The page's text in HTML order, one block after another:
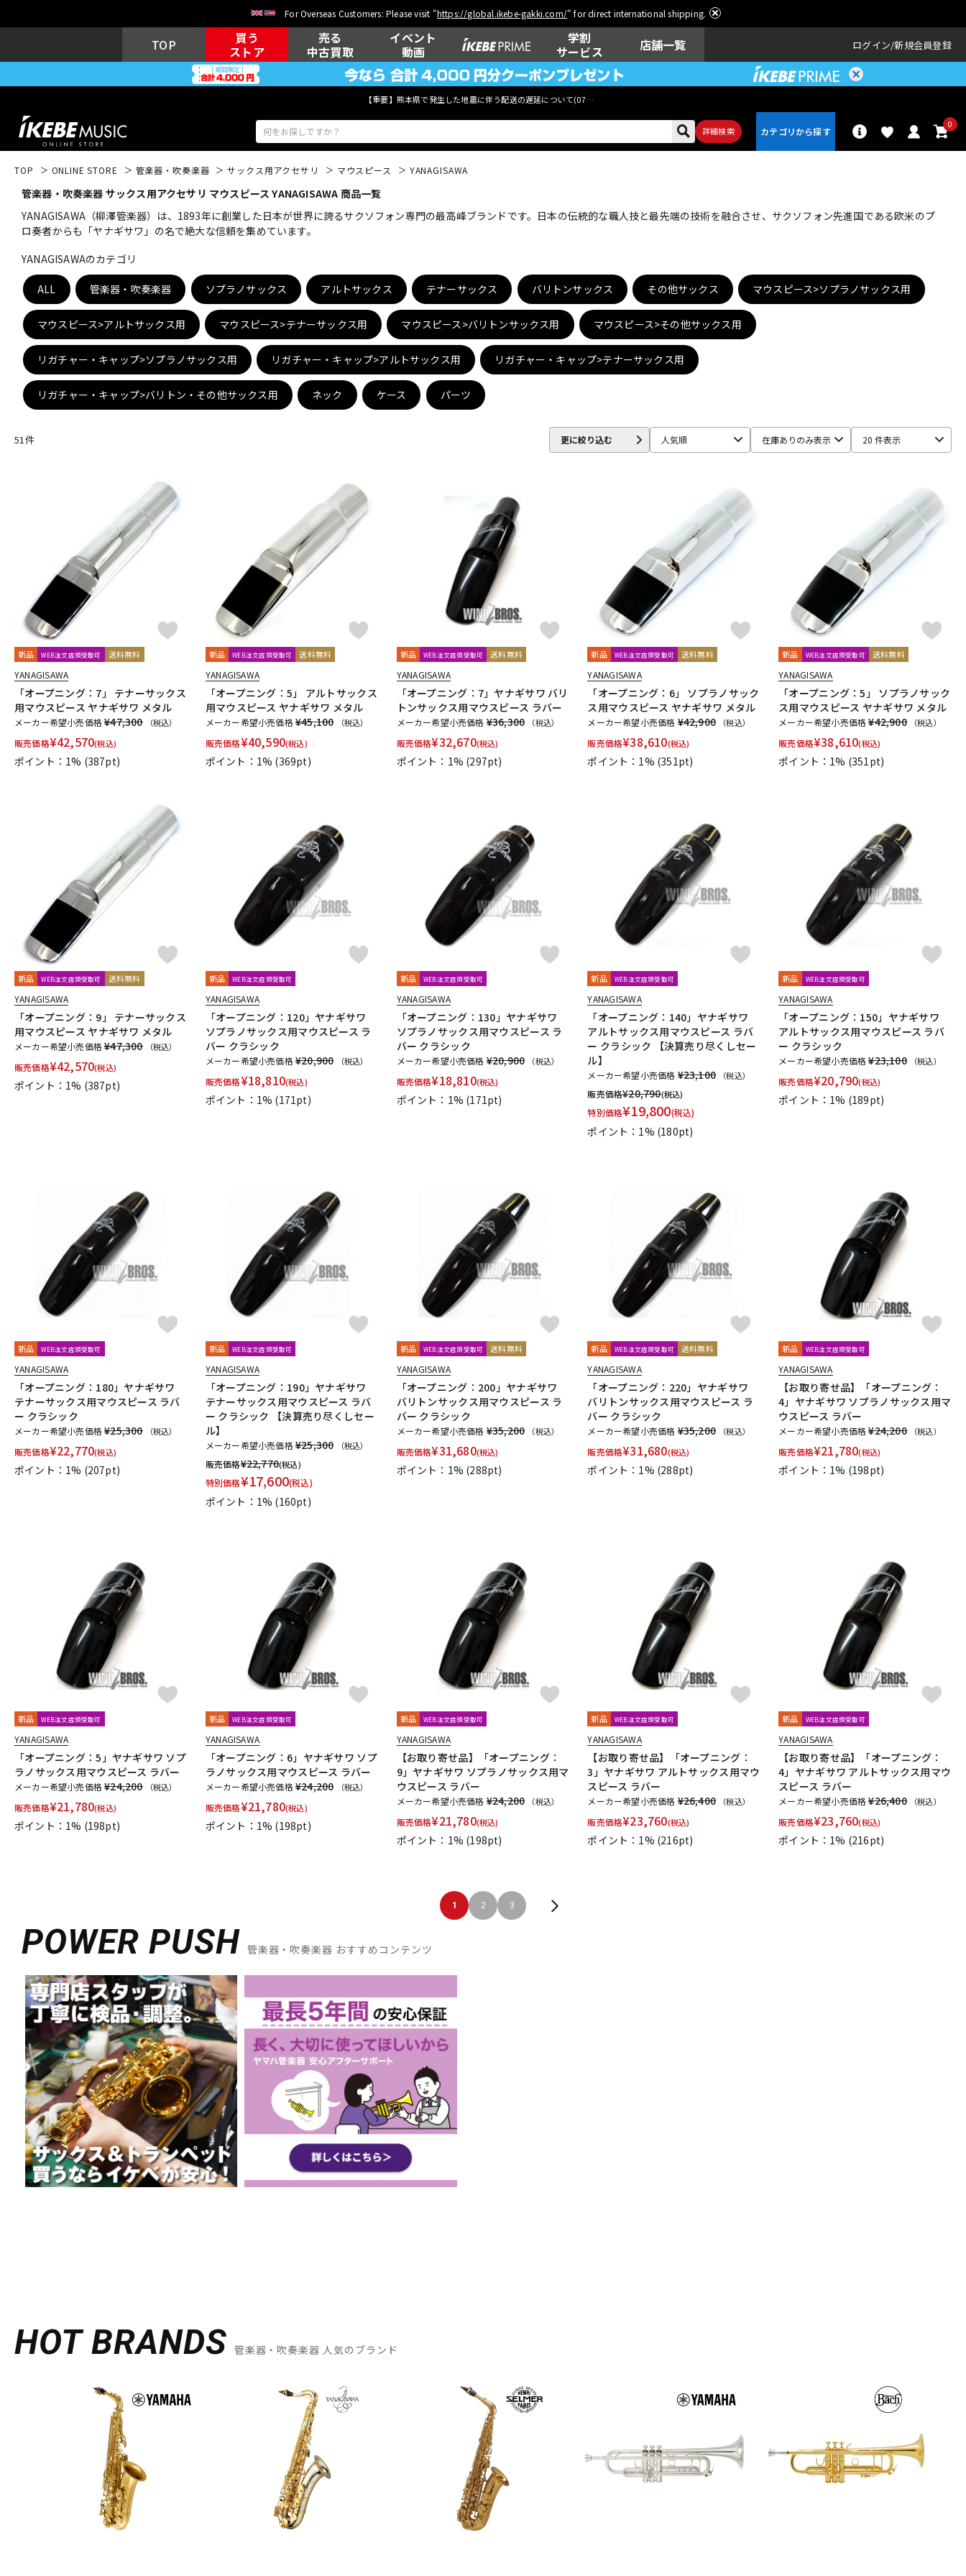
For Overseas Customers: Please visit "https://global.ikebe-gakki.com/" for direct international shipping.
TOP
買う
ストア
売る
中古買取
イベント
動画
学割
サービス
店舗一覧 ログイン 新規会員登録
【重要】熊本県で発生した地震に伴う配送の遅延について(07月29日
詳細検索
0
エレキギター アコギ/エレ
アコ ン
キーボード 電子ピアノ 管楽器 その他楽器 アンプ エフェクター
DJ機器 DTM DTM オンラ
イン納品
レコーディン
グ機器
配信/ライブ
機器
中古 ヴィンテージ
TOP ONLINE STORE 管楽器・吹奏楽器 サックス用アクセサリ マウスピース YANAGISAWA
管楽器・吹奏楽器 サックス用アクセサリ マウスピース YANAGISAWA 商品一覧
YANAGISAWA（柳澤管楽器）は、1893年に創業した日本が世界に誇るサクソフォン専門の最高峰ブランドです。日本の伝統的な職人技と最先端の技術を融合させ、サクソフォン先進国である欧米のプ
ロ奏者からも「ヤナギサワ」の名で絶大な信頼を集めています。
YANAGISAWAのカテゴリ
ALL 管楽器・吹奏楽器 ソプラノサックス アルトサックス テナーサックス バリトンサックス その他サックス マウスピース>ソプラノサックス用
マウスピース>アルトサックス用 マウスピース>テナーサックス用 マウスピース>バリトンサックス用 マウスピース>その他サックス用
リガチャー・キャップ>ソプラノサックス用 リガチャー・キャップ>アルトサックス用 リガチャー・キャップ>テナーサックス用
リガチャー・キャップ>バリトン・その他サックス用 ネック ケース パーツ
51件 更に絞り込む 人気順 在庫ありのみ表示 20 件表示
新品 WEB注文店頭受取可 送料無料
YANAGISAWA
「オープニング：7」 テナーサックス
用マウスピース ヤナギサワ メタル
メーカー希望小売価格¥47,300 （税込）
販売価格¥42,570(税込)
ポイント：1% (387pt)
新品 WEB注文店頭受取可 送料無料
YANAGISAWA
「オープニング：5」 アルトサックス
用マウスピース ヤナギサワ メタル
メーカー希望小売価格¥45,100 （税込）
販売価格¥40,590(税込)
ポイント：1% (369pt)
新品 WEB注文店頭受取可 送料無料
YANAGISAWA
「オープニング：7」ヤナギサワ バリ
トンサックス用マウスピース ラバー
メーカー希望小売価格 ¥36,300 （税込）
販売価格¥32,670(税込)
ポイント：1% (297pt)
新品 WEB注文店頭受取可 送料無料
YANAGISAWA
「オープニング：6」 ソプラノサック
ス用マウスピース ヤナギサワ メタル
メーカー希望小売価格 ¥42,900 （税込）
販売価格¥38,610(税込)
ポイント：1% (351pt)
新品 WEB注文店頭受取可 送料無料
YANAGISAWA
「オープニング：5」 ソプラノサック
ス用マウスピース ヤナギサワ メタル
メーカー希望小売価格¥42,900 （税込）
販売価格¥38,610(税込)
ポイント：1% (351pt)
新品 WEB注文店頭受取可 送料無料
YANAGISAWA
「オープニング：9」 テナーサックス
用マウスピース ヤナギサワ メタル
メーカー希望小売価格¥47,300 （税込）
販売価格¥42,570(税込)
ポイント：1% (387pt)
新品 WEB注文店頭受取可
YANAGISAWA
「オープニング：120」ヤナギサワ
ソプラノサックス用マウスピース ラ
バー クラシック
メーカー希望小売価格¥20,900 （税込）
販売価格¥18,810(税込)
ポイント：1% (171pt)
新品 WEB注文店頭受取可
YANAGISAWA
「オープニング：130」ヤナギサワ
ソプラノサックス用マウスピース ラ
バー クラシック
メーカー希望小売価格 ¥20,900 （税込）
販売価格¥18,810(税込)
ポイント：1% (171pt)
新品 WEB注文店頭受取可
YANAGISAWA
「オープニング：140」ヤナギサワ
アルトサックス用マウスピース ラバ
ー クラシック 【決算売り尽くしセー
ル】
メーカー希望小売価格 ¥23,100 （税込）
販売価格¥20,790(税込)
特別価格¥19,800(税込)
ポイント：1% (180pt)
新品 WEB注文店頭受取可
YANAGISAWA
「オープニング：150」ヤナギサワ
アルトサックス用マウスピース ラバ
ー クラシック
メーカー希望小売価格¥23,100 （税込）
販売価格¥20,790(税込)
ポイント：1% (189pt)
新品 WEB注文店頭受取可
YANAGISAWA
「オープニング：180」ヤナギサワ
テナーサックス用マウスピース ラバ
ー クラシック
メーカー希望小売価格¥25,300 （税込）
販売価格¥22,770(税込)
ポイント：1% (207pt)
新品 WEB注文店頭受取可
YANAGISAWA
「オープニング：190」ヤナギサワ
テナーサックス用マウスピース ラバ
ー クラシック 【決算売り尽くしセー
ル】
メーカー希望小売価格¥25,300 （税込）
販売価格¥22,770(税込)
特別価格¥17,600(税込)
ポイント：1% (160pt)
新品 WEB注文店頭受取可 送料無料
YANAGISAWA
「オープニング：200」ヤナギサワ
バリトンサックス用マウスピース ラ
バー クラシック
メーカー希望小売価格 ¥35,200 （税込）
販売価格¥31,680(税込)
ポイント：1% (288pt)
新品 WEB注文店頭受取可 送料無料
YANAGISAWA
「オープニング：220」ヤナギサワ
バリトンサックス用マウスピース ラ
バー クラシック
メーカー希望小売価格 ¥35,200 （税込）
販売価格¥31,680(税込)
ポイント：1% (288pt)
新品 WEB注文店頭受取可
YANAGISAWA
【お取り寄せ品】「オープニング：
4」ヤナギサワ ソプラノサックス用マ
ウスピース ラバー
メーカー希望小売価格¥24,200 （税込）
販売価格¥21,780(税込)
ポイント：1% (198pt)
新品 WEB注文店頭受取可
YANAGISAWA
「オープニング：5」ヤナギサワ ソプ
ラノサックス用マウスピース ラバー
メーカー希望小売価格¥24,200 （税込）
販売価格¥21,780(税込)
ポイント：1% (198pt)
新品 WEB注文店頭受取可
YANAGISAWA
「オープニング：6」ヤナギサワ ソプ
ラノサックス用マウスピース ラバー
メーカー希望小売価格¥24,200 （税込）
販売価格¥21,780(税込)
ポイント：1% (198pt)
新品 WEB注文店頭受取可
YANAGISAWA
【お取り寄せ品】「オープニング：
9」ヤナギサワ ソプラノサックス用マ
ウスピース ラバー
メーカー希望小売価格 ¥24,200 （税込）
販売価格¥21,780(税込)
ポイント：1% (198pt)
新品 WEB注文店頭受取可
YANAGISAWA
【お取り寄せ品】「オープニング：
3」ヤナギサワ アルトサックス用マウ
スピース ラバー
メーカー希望小売価格 ¥26,400 （税込）
販売価格¥23,760(税込)
ポイント：1% (216pt)
新品 WEB注文店頭受取可
YANAGISAWA
【お取り寄せ品】「オープニング：
4」ヤナギサワ アルトサックス用マウ
スピース ラバー
メーカー希望小売価格¥26,400 （税込）
販売価格¥23,760(税込)
ポイント：1% (216pt)
1 2 3
POWER PUSH 管楽器・吹奏楽器 おすすめコンテンツ
HOT BRANDS 管楽器・吹奏楽器 人気のブランド